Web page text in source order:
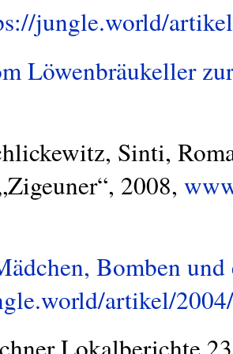
jungle.world/
Löwenbräukeller
Sinti,
2008,
Bomben
artikel/